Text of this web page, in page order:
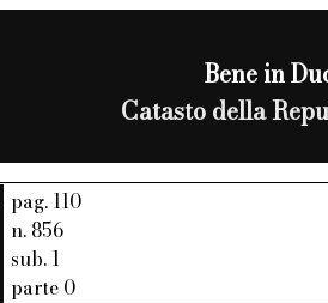
Bene in
Catasto della
pag. 110
n. 856
sub. 1
parte 0